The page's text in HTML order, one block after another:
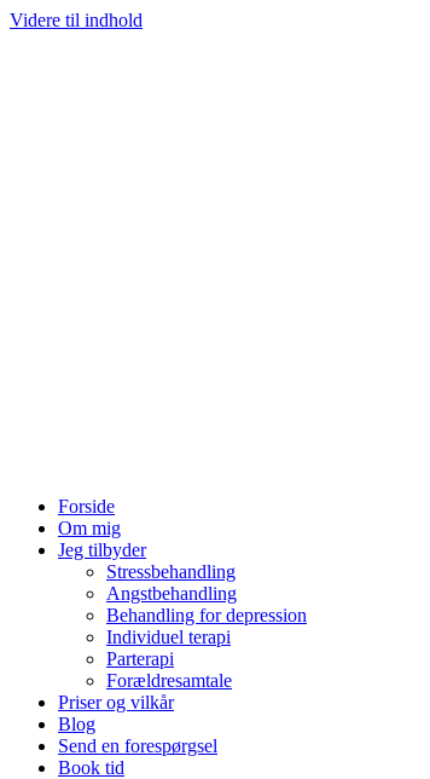
Videre til indhold
Forside
Om mig
Jeg tilbyder
Stressbehandling
Angstbehandling
Behandling for depression
Individuel terapi
Parterapi
Forældresamtale
Priser og vilkår
Blog
Send en forespørgsel
Book tid